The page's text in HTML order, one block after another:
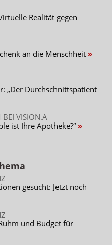
Realität gegen
an die Menschheit
„Der Durchschnittspatient
VISION.A
ist Ihre Apotheke?“
gesucht: Jetzt noch
und Budget für